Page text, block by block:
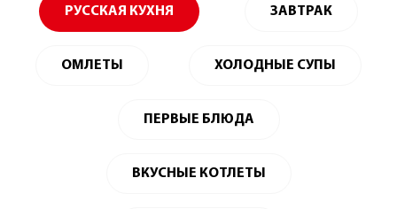
РУССКАЯ КУХНЯ ЗАВТРАК
ОМЛЕТЫ ХОЛОДНЫЕ СУПЫ
ПЕРВЫЕ БЛЮДА
ВКУСНЫЕ КОТЛЕТЫ